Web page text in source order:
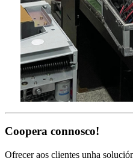
Coopera connosco!
Ofrecer aos clientes unha